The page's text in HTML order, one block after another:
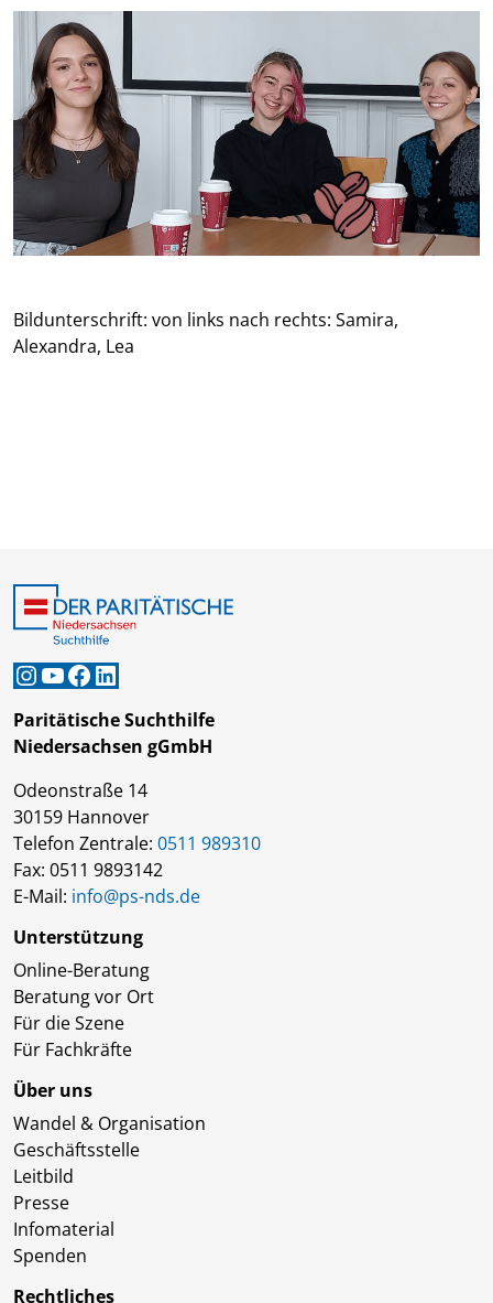
Bildunterschrift: von links nach rechts: Samira,
Alexandra, Lea
Instagram
YouTube
Facebook
LinkedIn
Paritätische Suchthilfe
Niedersachsen gGmbH
Odeonstraße 14
30159 Hannover
Telefon Zentrale: 0511 989310
Fax: 0511 9893142
E-Mail: info@ps-nds.de
Unterstützung
Online-Beratung
Beratung vor Ort
Für die Szene
Für Fachkräfte
Über uns
Wandel & Organisation
Geschäftsstelle
Leitbild
Presse
Infomaterial
Spenden
Rechtliches